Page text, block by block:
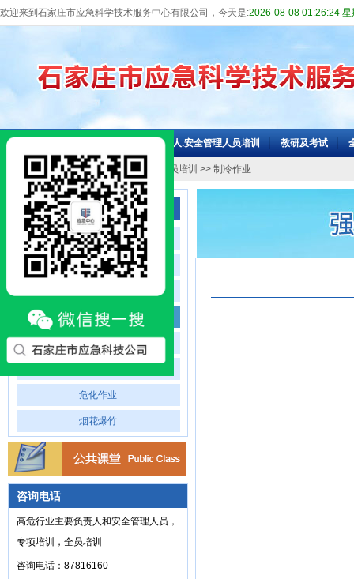
欢迎来到石家庄市应急科学技术服务中心有限公司，今天是:2026-08-08 01:26:24 星
主要负责人.安全管理人员培训 教研及考试
当前位置：网站首页 >> 特种作业人员培训 >> 制冷作业
特种作业人员培训
电工作业
金属焊接与切割作业
制冷作业
金属非金属矿山安全作业
危化作业
烟花爆竹
咨询电话
高危行业主要负责人和安全管理人员，
专项培训，全员培训
咨询电话：87816160